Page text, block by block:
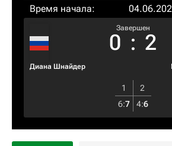
Время начала:
Диана Шнайдер
Завершен
0 : 2
1
2
6:7 4:6